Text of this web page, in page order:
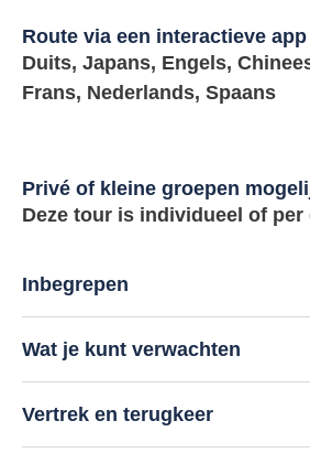
Route via een interactieve app
Duits, Japans, Engels,
Frans, Nederlands, Spaans
Privé of kleine groepen
Deze tour is individueel of per
Inbegrepen
Wat je kunt verwachten
Vertrek en terugkeer